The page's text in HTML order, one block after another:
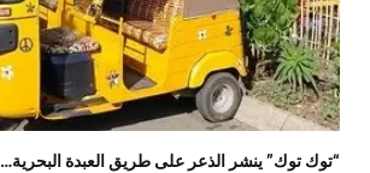
“توك توك” ينشر الذعر على طريق العبدة